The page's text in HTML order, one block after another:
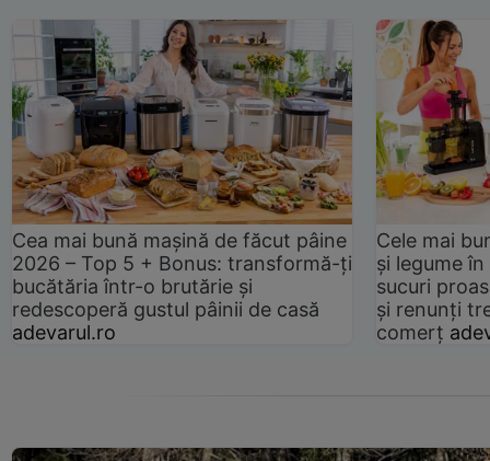
Cea mai bună mașină de făcut pâine
2026 – Top 5 + Bonus: transformă-ți
bucătăria într-o brutărie și
redescoperă gustul pâinii de casă
adevarul.ro
Cele mai
și legume
sucuri
și renunți
comerț